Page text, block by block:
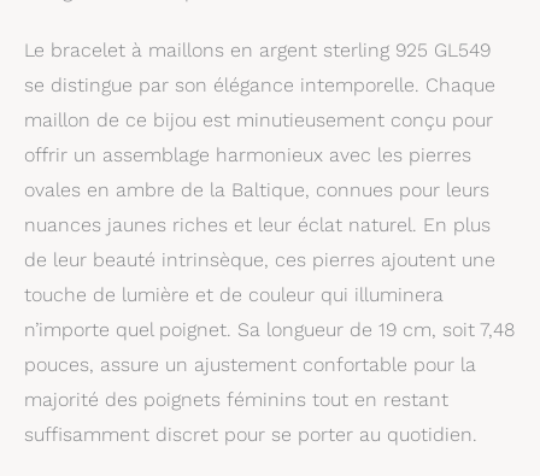
Le bracelet à maillons en argent sterling 925 GL549
se distingue par son élégance intemporelle. Chaque
maillon de ce bijou est minutieusement conçu pour
offrir un assemblage harmonieux avec les pierres
ovales en ambre de la Baltique, connues pour leurs
nuances jaunes riches et leur éclat naturel. En plus
de leur beauté intrinsèque, ces pierres ajoutent une
touche de lumière et de couleur qui illuminera
n’importe quel poignet. Sa longueur de 19 cm, soit 7,48
pouces, assure un ajustement confortable pour la
majorité des poignets féminins tout en restant
suffisamment discret pour se porter au quotidien.